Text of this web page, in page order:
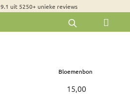
9.1 uit 5250+ unieke reviews
Bloemenbon
15,00